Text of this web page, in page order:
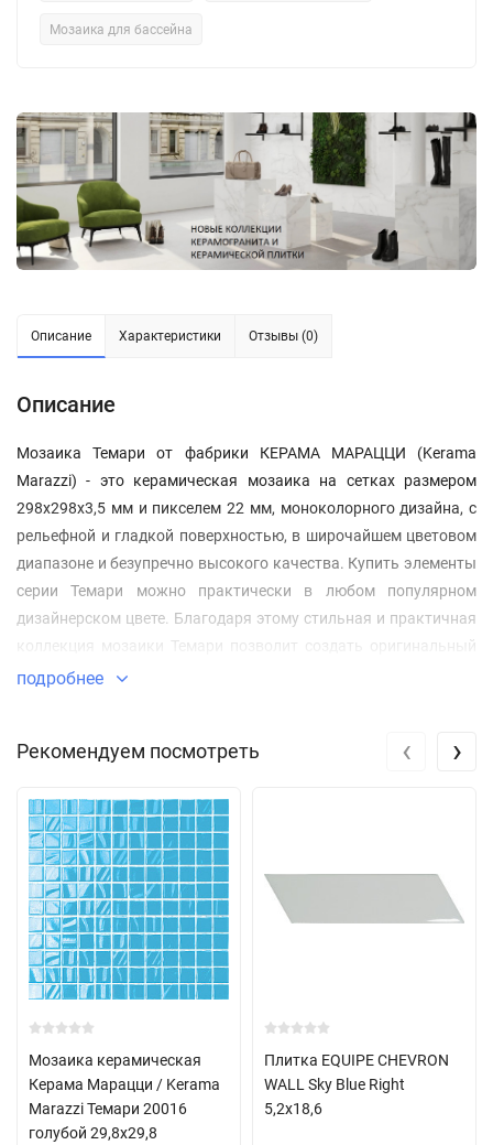
Мозаика для бассейна
Описание Характеристики Отзывы (0)
Описание
Мозаика Темари от фабрики КЕРАМА МАРАЦЦИ (Kerama
Marazzi) - это керамическая мозаика на сетках размером
298x298х3,5 мм и пикселем 22 мм, моноколорного дизайна, с
рельефной и гладкой поверхностью, в широчайшем цветовом
диапазоне и безупречно высокого качества. Купить элементы
серии Темари можно практически в любом популярном
дизайнерском цвете. Благодаря этому стильная и практичная
коллекция мозаики Темари позволит создать оригинальный
полностью мозаичный интерьер, а так же прекрасно дополнит
с японского означает «мяч принцессы». Это слово широко
традиционные японские вышитые шары, которые когда-то
служили детской игрушкой, а теперь стали формой
национального прикладного искусства.
подробнее
Рекомендуем посмотреть
Мозаика керамическая
Керама Марацци / Kerama
Marazzi Темари 20016
голубой 29,8x29,8
Плитка EQUIPE CHEVRON
WALL Sky Blue Right
5,2x18,6
‹ ›